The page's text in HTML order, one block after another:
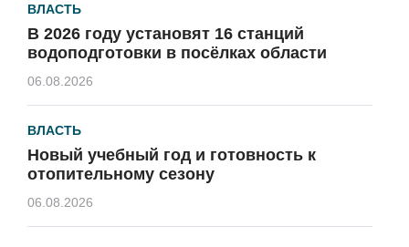
ВЛАСТЬ
В 2026 году установят 16 станций
водоподготовки в посёлках области
06.08.2026
ВЛАСТЬ
Новый учебный год и готовность к
отопительному сезону
06.08.2026